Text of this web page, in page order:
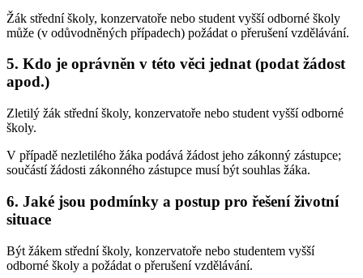
Žák střední školy, konzervatoře nebo student vyšší odborné školy
může (v odůvodněných případech) požádat o přerušení vzdělávání.
5. Kdo je oprávněn v této věci jednat (podat žádost
apod.)
Zletilý žák střední školy, konzervatoře nebo student vyšší odborné
školy.
V případě nezletilého žáka podává žádost jeho zákonný zástupce;
součástí žádosti zákonného zástupce musí být souhlas žáka.
6. Jaké jsou podmínky a postup pro řešení životní
situace
Být žákem střední školy, konzervatoře nebo studentem vyšší
odborné školy a požádat o přerušení vzdělávání.